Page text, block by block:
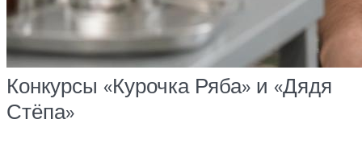
Конкурсы «Курочка Ряба» и «Дядя
Стёпа»